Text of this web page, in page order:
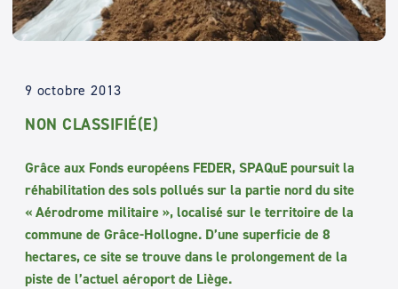
9 octobre 2013
NON CLASSIFIÉ(E)
Grâce aux Fonds européens FEDER, SPAQuE poursuit la
réhabilitation des sols pollués sur la partie nord du site
« Aérodrome militaire », localisé sur le territoire de la
commune de Grâce-Hollogne. D’une superficie de 8
hectares, ce site se trouve dans le prolongement de la
piste de l’actuel aéroport de Liège.